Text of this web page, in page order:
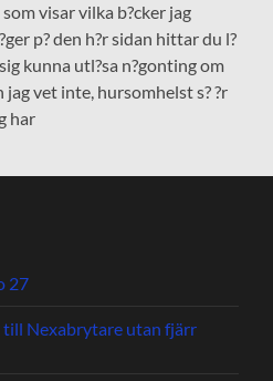
visar vilka b?cker jag
p? den h?r sidan hittar du l?
kunna utl?sa n?gonting om
jag vet inte, hursomhelst s? ?r
har
27
till Nexabrytare utan fjärr